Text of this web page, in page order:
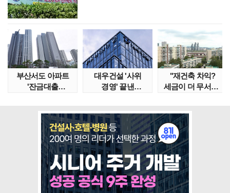
부산서도 아파트
'잔금대출
대우건설 '사위
경영' 끝낸
"재건축 차익?
세금이 더 무서워"